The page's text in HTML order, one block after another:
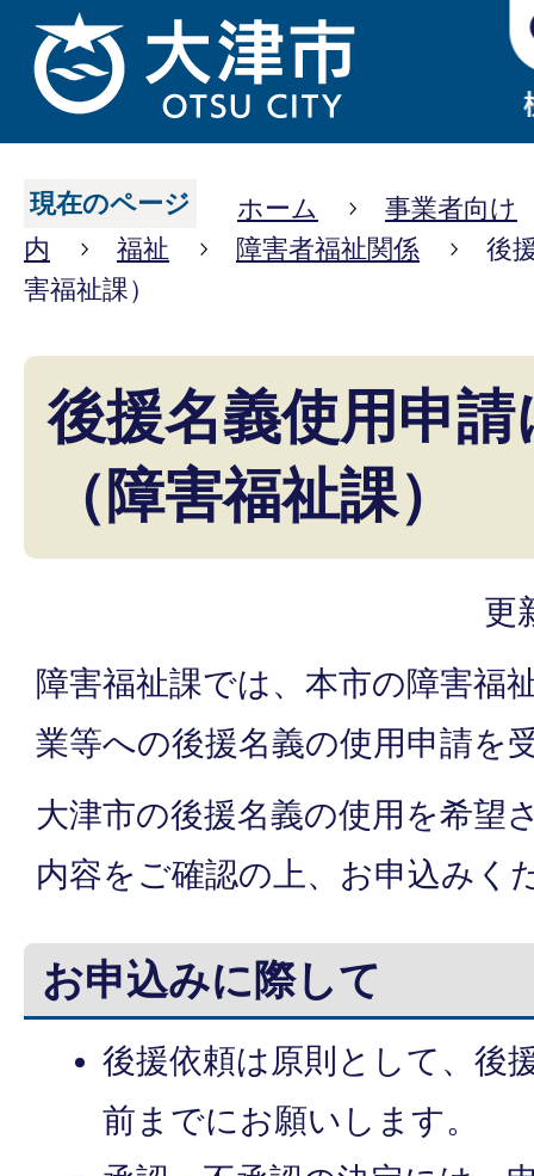
現在のページ ホーム
事業者向け
内
福祉 障害者福祉関係
後
害福祉課）
後援名義使用申
（障害福祉課）
更
障害福祉課では、本市の障害福
業等への後援名義の使用申請を
大津市の後援名義の使用を希望
内容をご確認の上、お申込みく
お申込みに際して
後援依頼は原則として、後
前までにお願いします。